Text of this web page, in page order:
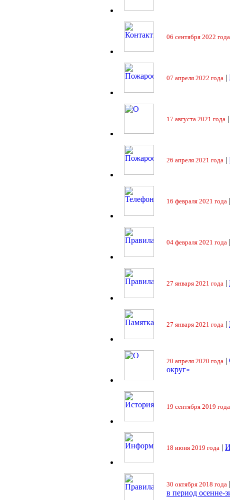
06 сентября 2022 года
07 апреля 2022 года |
17 августа 2021 года |
26 апреля 2021 года |
16 февраля 2021 года |
04 февраля 2021 года |
27 января 2021 года |
27 января 2021 года |
20 апреля 2020 года |
округ»
19 сентября 2019 года
18 июня 2019 года |
30 октября 2018 года |
в период осенне-